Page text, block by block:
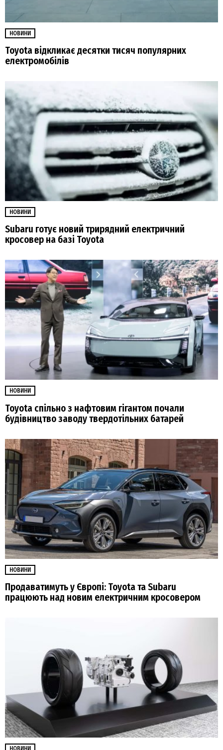
НОВИНИ
Toyota відкликає десятки тисяч популярних
електромобілів
НОВИНИ
Subaru готує новий трирядний електричний
кросовер на базі Toyota
НОВИНИ
Toyota спільно з нафтовим гігантом почали
будівництво заводу твердотільних батарей
НОВИНИ
Продаватимуть у Європі: Toyota та Subaru
працюють над новим електричним кросовером
НОВИНИ